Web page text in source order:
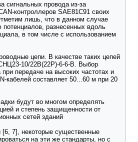
сигнальных провода из-за
контроллеров SAE81C91 своих
лишь, что в данном случае
разнесенных вдоль
в том числе с использованием
цепи. В качестве таких цепей
10/22В(22Р)-6-6-В. Выбор
передаче на высоких частотах и
кабелей составляет 50...60 м при 20
будут во многом определять
и степень защищенности от
сетей зданий
[6, 7], некоторые существенные
на эти же стандарты, но с